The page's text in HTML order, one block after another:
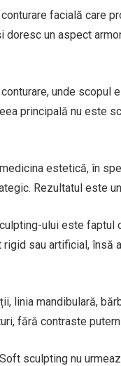
facială care
un aspect
unde
principală nu este
estetică, în
Rezultatul este
ului este
sau artificial, însă
linia mandibulară,
fără contraste
sculpting nu